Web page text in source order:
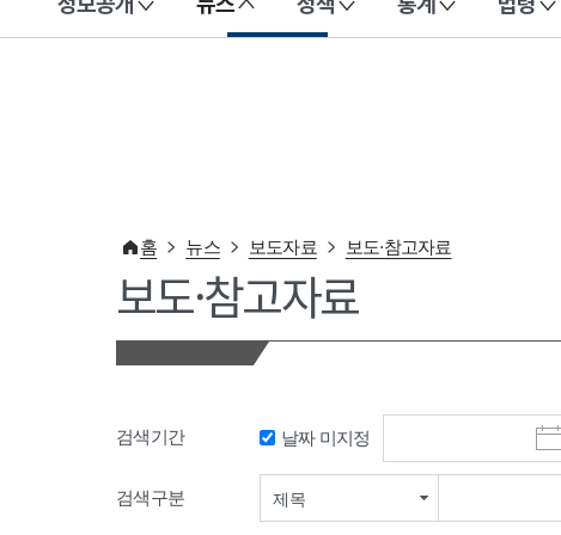
이 누리집은 대한민국 공식 전자정부 누리집입니다.
홈 뉴스 보도자료 보도·참고자료
보도·참고자료
검색기간 날짜 미지정
시
작
검색구분 제목